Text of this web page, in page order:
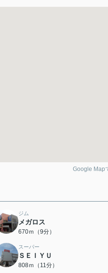
Google Map
ジム
メガロス
670ｍ（9分）
スーパー
ＳＥＩＹＵ
808ｍ（11分）